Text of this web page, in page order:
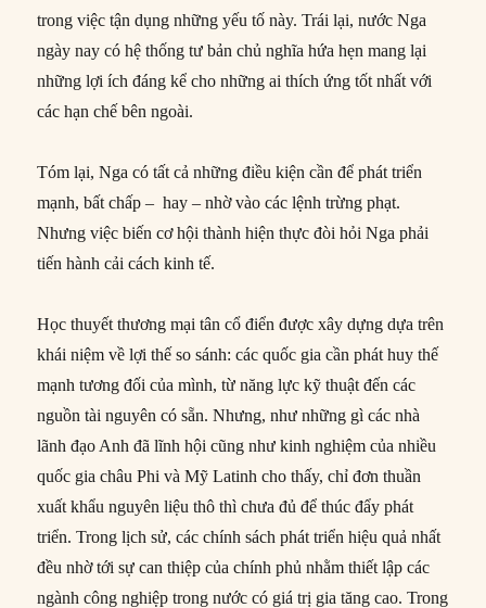
trong việc tận dụng những yếu tố này. Trái lại, nước Nga
ngày nay có hệ thống tư bản chủ nghĩa hứa hẹn mang lại
những lợi ích đáng kể cho những ai thích ứng tốt nhất với
các hạn chế bên ngoài.
Tóm lại, Nga có tất cả những điều kiện cần để phát triển
mạnh, bất chấp – hay – nhờ vào các lệnh trừng phạt.
Nhưng việc biến cơ hội thành hiện thực đòi hỏi Nga phải
tiến hành cải cách kinh tế.
Học thuyết thương mại tân cổ điển được xây dựng dựa trên
khái niệm về lợi thế so sánh: các quốc gia cần phát huy thế
mạnh tương đối của mình, từ năng lực kỹ thuật đến các
nguồn tài nguyên có sẵn. Nhưng, như những gì các nhà
lãnh đạo Anh đã lĩnh hội cũng như kinh nghiệm của nhiều
quốc gia châu Phi và Mỹ Latinh cho thấy, chỉ đơn thuần
xuất khẩu nguyên liệu thô thì chưa đủ để thúc đẩy phát
triển. Trong lịch sử, các chính sách phát triển hiệu quả nhất
đều nhờ tới sự can thiệp của chính phủ nhằm thiết lập các
ngành công nghiệp trong nước có giá trị gia tăng cao. Trong